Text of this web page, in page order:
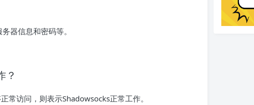
器信息和密码等。
？
常访问，则表示Shadowsocks正常工作。